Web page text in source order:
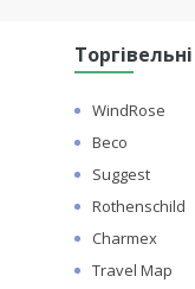
WindRose
Beco
Suggest
Rothenschild
Charmex
Travel Map